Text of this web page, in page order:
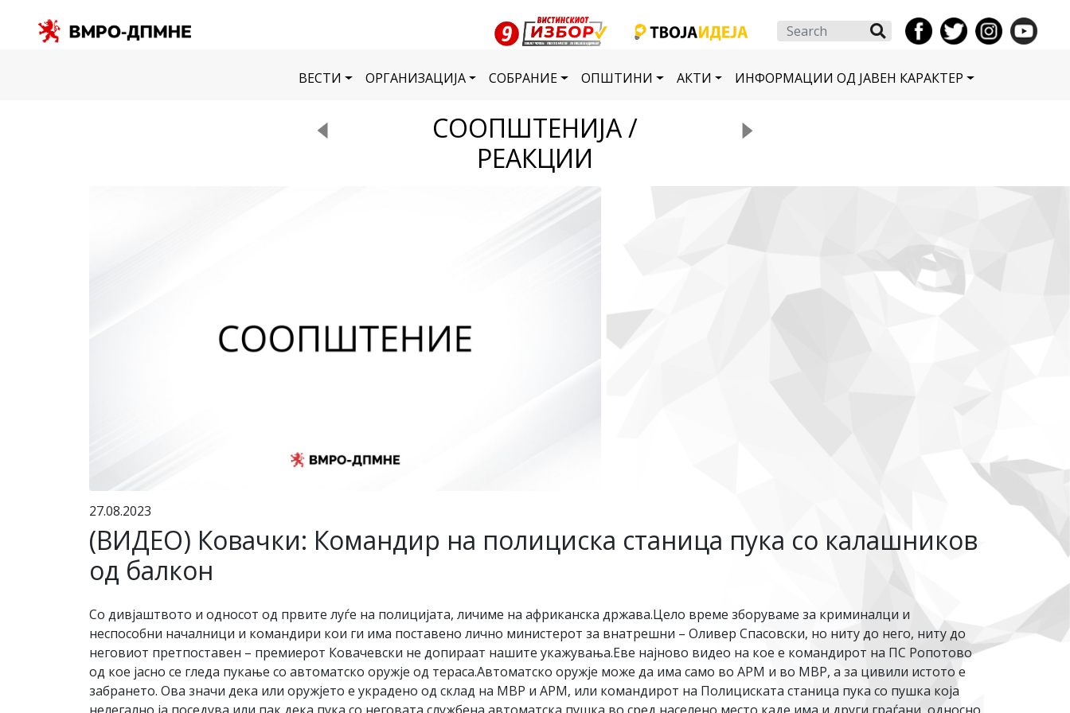
Search
ВЕСТИ ОРГАНИЗАЦИЈА СОБРАНИЕ ОПШТИНИ АКТИ ИНФОРМАЦИИ ОД ЈАВЕН КАРАКТЕР
СООПШТЕНИЈА /
РЕАКЦИИ
27.08.2023
(ВИДЕО) Ковачки: Командир на полициска станица пука со калашников
од балкон
Со дивјаштвото и односот од првите луѓе на полицијата, личиме на африканска држава.Цело време зборуваме за криминалци и
неспособни началници и командири кои ги има поставено лично министерот за внатрешни – Оливер Спасовски, но ниту до него, ниту до
неговиот претпоставен – премиерот Ковачевски не допираат нашите укажувања.Еве најново видео на кое е командирот на ПС Ропотово
од кое јасно се гледа пукање со автоматско оружје од тераса.Автоматско оружје може да има само во АРМ и во МВР, а за цивили истото е
забрането. Ова значи дека или оружјето е украдено од склад на МВР и АРМ, или командирот на Полициската станица пука со пушка која